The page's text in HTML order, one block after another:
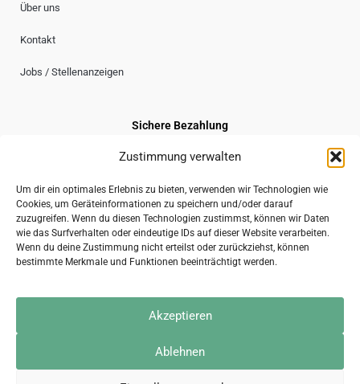
Zustimmung verwalten
Um dir ein optimales Erlebnis zu bieten, verwenden wir Technologien wie
Cookies, um Geräteinformationen zu speichern und/oder darauf
zuzugreifen. Wenn du diesen Technologien zustimmst, können wir Daten
wie das Surfverhalten oder eindeutige IDs auf dieser Website verarbeiten.
Wenn du deine Zustimmung nicht erteilst oder zurückziehst, können
bestimmte Merkmale und Funktionen beeinträchtigt werden.
Akzeptieren
Ablehnen
Über uns
Kontakt
Jobs / Stellenanzeigen
Sichere Bezahlung
Sicherer Versand
AGB Datenschutzerklärung
* Alle Preise inkl. der gesetzl. MwSt.